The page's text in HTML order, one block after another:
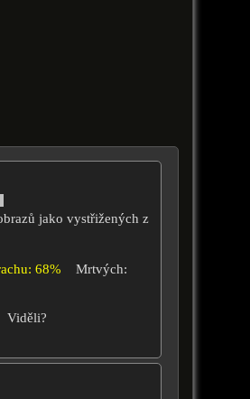
jako vystřižených z
68%
Mrtvých:
Viděli?